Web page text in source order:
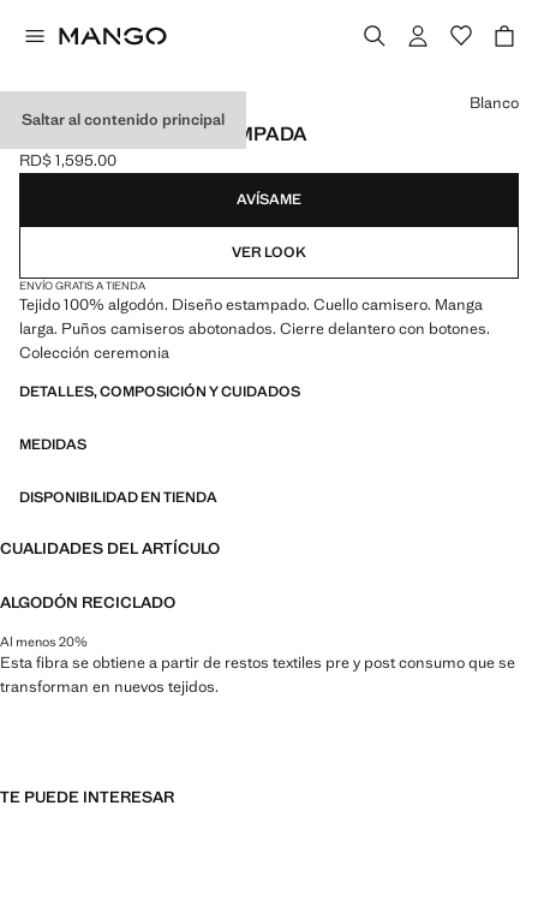
Saltar al contenido principal
CAMISA OXFORD ESTAMPADA
Precio actual [RD$ 1,595.00 ]
RD$ 1,595.00
Selecciona un color
Blanco
AVÍSAME
VER LOOK
ENVÍO GRATIS A TIENDA
Tejido 100% algodón. Diseño estampado. Cuello camisero. Manga
larga. Puños camiseros abotonados. Cierre delantero con botones.
Colección ceremonia
DETALLES, COMPOSICIÓN Y CUIDADOS
MEDIDAS
DISPONIBILIDAD EN TIENDA
CUALIDADES DEL ARTÍCULO
ALGODÓN RECICLADO
Al menos 20%
Esta fibra se obtiene a partir de restos textiles pre y post consumo que se
transforman en nuevos tejidos.
TE PUEDE INTERESAR